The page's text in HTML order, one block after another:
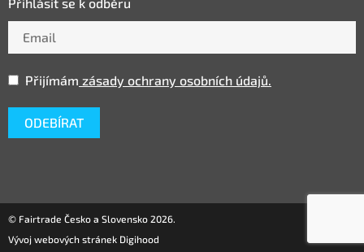
Přijímám zásady ochrany osobních údajů.
© Fairtrade Česko a Slovensko 2026.
Vývoj webových stránek Digihood